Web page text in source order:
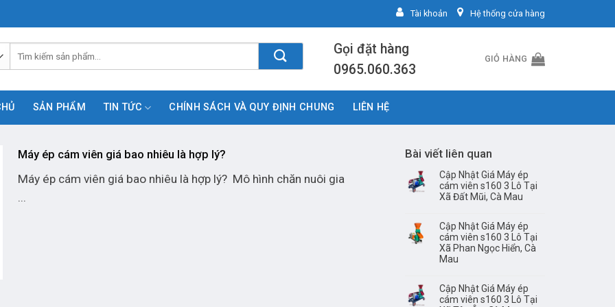
Tài khoản Hệ thống cửa hàng
Gọi đặt hàng
0965.060.363
GIỎ HÀNG
SẢN PHẨM TIN TỨC CHÍNH SÁCH VÀ QUY ĐỊNH CHUNG LIÊN HỆ
Máy ép cám viên giá bao nhiêu là hợp lý?
Máy ép cám viên giá bao nhiêu là hợp lý? Mô hình chăn nuôi gia
...
Bài viết liên quan
Cập Nhật Giá Máy ép
cám viên s160 3 Lô Tại
Xã Đất Mũi, Cà Mau
Cập Nhật Giá Máy ép
cám viên s160 3 Lô Tại
Xã Phan Ngọc Hiển, Cà
Mau
Cập Nhật Giá Máy ép
cám viên s160 3 Lô Tại